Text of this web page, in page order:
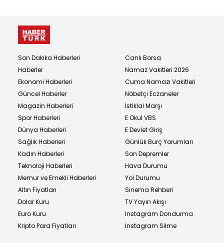
Son Dakika Haberleri
Haberler
Ekonomi Haberleri
Güncel Haberler
Magazin Haberleri
Spor Haberleri
Dünya Haberleri
Sağlık Haberleri
Kadın Haberleri
Teknoloji Haberleri
Memur ve Emekli Haberleri
Altın Fiyatları
Dolar Kuru
Euro Kuru
Kripto Para Fiyatları
Canlı Borsa
Namaz Vakitleri 2026
Cuma Namazı Vakitleri
Nöbetçi Eczaneler
İstiklal Marşı
E Okul VBS
E Devlet Giriş
Günlük Burç Yorumları
Son Depremler
Hava Durumu
Yol Durumu
Sinema Rehberi
TV Yayın Akışı
Instagram Dondurma
Instagram Silme